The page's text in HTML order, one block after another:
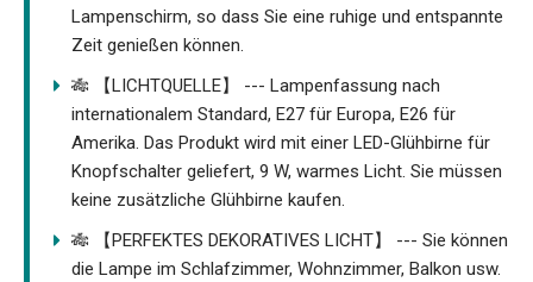
Lampenschirm, so dass Sie eine ruhige und entspannte
Zeit genießen können.
🎋 【LICHTQUELLE】 --- Lampenfassung nach
internationalem Standard, E27 für Europa, E26 für
Amerika. Das Produkt wird mit einer LED-Glühbirne für
Knopfschalter geliefert, 9 W, warmes Licht. Sie müssen
keine zusätzliche Glühbirne kaufen.
🎋 【PERFEKTES DEKORATIVES LICHT】 --- Sie können
die Lampe im Schlafzimmer, Wohnzimmer, Balkon usw.